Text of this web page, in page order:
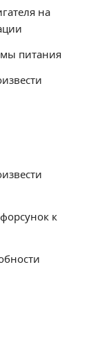
и
на
питания
к